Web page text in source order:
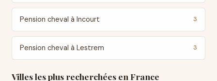
Pension cheval à Incourt 3
Pension cheval à Lestrem 3
Villes les plus recherchées en France